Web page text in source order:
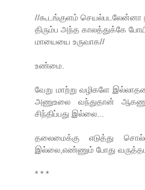
//கூடங்குளம் செயல்படலேன்னா
திரும்ப அந்த காலத்துக்கே
மாயையை உருவாக//
உண்மை.
வேறு மாற்று வழிகளே
அணுஉலை வந்துதான்
சிந்திப்பது இல்லை...
தலைமைக்கு எடுத்து
இல்லை,எண்ணும் போது
* * *